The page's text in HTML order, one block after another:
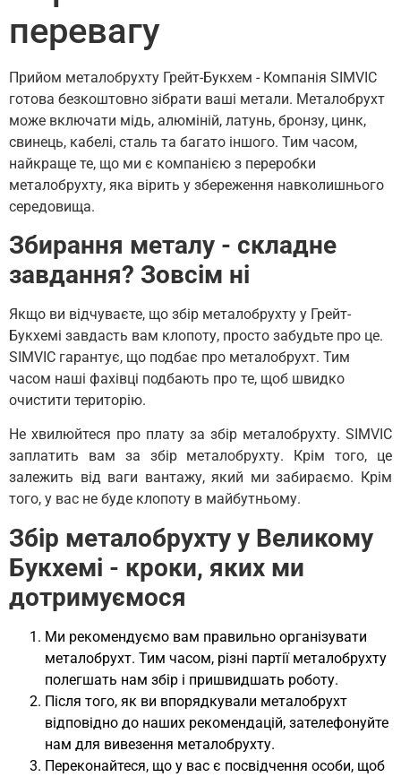
перевагу
Прийом металобрухту Грейт-Букхем - Компанія SIMVIC
готова безкоштовно зібрати ваші метали. Металобрухт
може включати мідь, алюміній, латунь, бронзу, цинк,
свинець, кабелі, сталь та багато іншого. Тим часом,
найкраще те, що ми є компанією з переробки
металобрухту, яка вірить у збереження навколишнього
середовища.
Збирання металу - складне
завдання? Зовсім ні
Якщо ви відчуваєте, що збір металобрухту у Грейт-
Букхемі завдасть вам клопоту, просто забудьте про це.
SIMVIC гарантує, що подбає про металобрухт. Тим
часом наші фахівці подбають про те, щоб швидко
очистити територію.
Не хвилюйтеся про плату за збір металобрухту. SIMVIC
заплатить вам за збір металобрухту. Крім того, це
залежить від ваги вантажу, який ми забираємо. Крім
того, у вас не буде клопоту в майбутньому.
Збір металобрухту у Великому
Букхемі - кроки, яких ми
дотримуємося
Ми рекомендуємо вам правильно організувати
металобрухт. Тим часом, різні партії металобрухту
полегшать нам збір і пришвидшать роботу.
Після того, як ви впорядкували металобрухт
відповідно до наших рекомендацій, зателефонуйте
нам для вивезення металобрухту.
Переконайтеся, що у вас є посвідчення особи, щоб